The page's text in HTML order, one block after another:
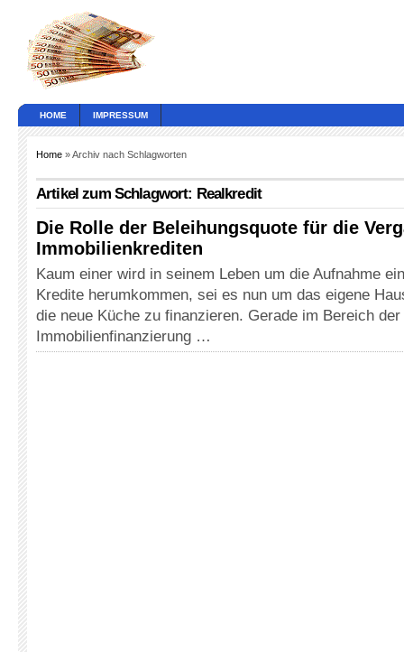
HOME IMPRESSUM
Home » Archiv nach Schlagworten
Artikel zum Schlagwort: Realkredit
Die Rolle der Beleihungsquote für die
Immobilienkrediten
Kaum einer wird in seinem Leben um die Aufnahme
Kredite herumkommen, sei es nun um das eigene
die neue Küche zu finanzieren. Gerade im Bereich der
Immobilienfinanzierung …